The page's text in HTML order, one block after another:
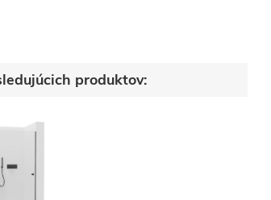
produktov: